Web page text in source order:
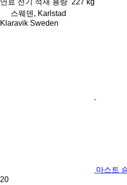
연료 전기 적재 용량 227 kg
스웨덴, Karlstad
Klaravik Sweden
마스트
20